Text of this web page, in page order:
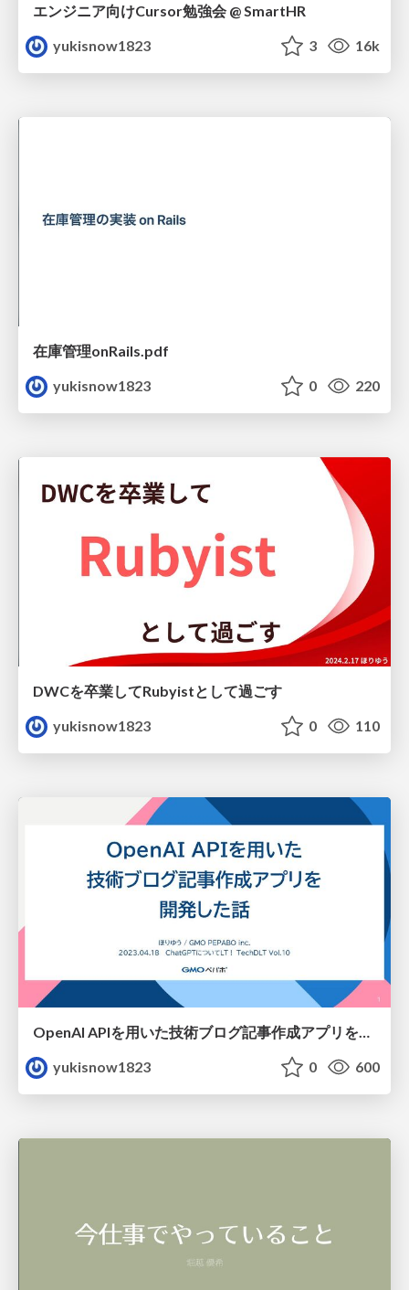
エンジニア向けCursor勉強会 @ SmartHR
yukisnow1823
3 16k
在庫管理onRails.pdf
yukisnow1823
0 220
DWCを卒業してRubyistとして過ごす
yukisnow1823
0 110
OpenAI APIを用いた技術ブログ記事作成アプリを開発した話
yukisnow1823
0 600